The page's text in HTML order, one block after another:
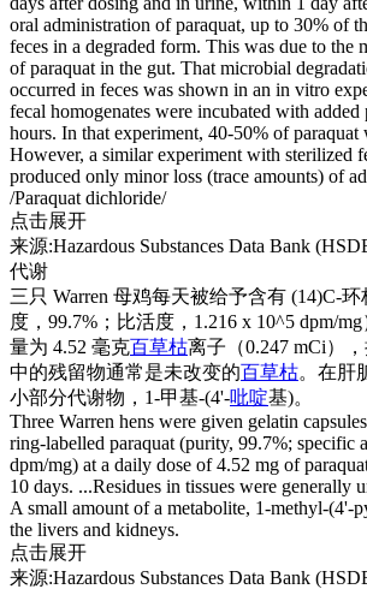
oral administration of paraquat, up to 30% of
feces in a degraded form. This was due to the
of paraquat in the gut. That microbial
occurred in feces was shown in an in vitro
fecal homogenates were incubated with added
hours. In that experiment, 40-50% of paraquat
However, a similar experiment with sterilized
produced only minor loss (trace amounts) of
/Paraquat dichloride/
点击展开
来源:Hazardous Substances Data Bank
代谢
三只 Warren 母鸡每天被给予含有 (14)C-环
度，99.7%；比活度，1.216 x 10^5 dpm/
量为 4.52 毫克百草枯离子（0.247 mCi）
中的残留物通常是未改变的百草枯。在肝
小部分代谢物，1-甲基-(4'-吡啶基)。
Three Warren hens were given gelatin
ring-labelled paraquat (purity, 99.7%; specific
dpm/mg) at a daily dose of 4.52 mg of
10 days. ...Residues in tissues were generally
A small amount of a metabolite, 1-methyl-(4'-
the livers and kidneys.
点击展开
来源:Hazardous Substances Data Bank